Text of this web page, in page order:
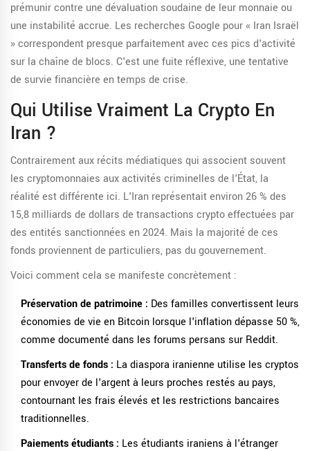
prémunir contre une dévaluation soudaine de leur monnaie ou
une instabilité accrue. Les recherches Google pour « Iran Israël
» correspondent presque parfaitement avec ces pics d'activité
sur la chaîne de blocs. C'est une fuite réflexive, une tentative
de survie financière en temps de crise.
Qui Utilise Vraiment La Crypto En
Iran ?
Contrairement aux récits médiatiques qui associent souvent
les cryptomonnaies aux activités criminelles de l'État, la
réalité est différente ici. L'Iran représentait environ 26 % des
15,8 milliards de dollars de transactions crypto effectuées par
des entités sanctionnées en 2024. Mais la majorité de ces
fonds proviennent de particuliers, pas du gouvernement.
Voici comment cela se manifeste concrètement :
Préservation de patrimoine : Des familles convertissent leurs
économies de vie en Bitcoin lorsque l'inflation dépasse 50 %,
comme documenté dans les forums persans sur Reddit.
Transferts de fonds : La diaspora iranienne utilise les cryptos
pour envoyer de l'argent à leurs proches restés au pays,
contournant les frais élevés et les restrictions bancaires
traditionnelles.
Paiements étudiants : Les étudiants iraniens à l'étranger